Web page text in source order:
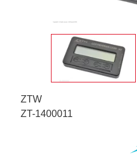
ZTW
ZT-1400011